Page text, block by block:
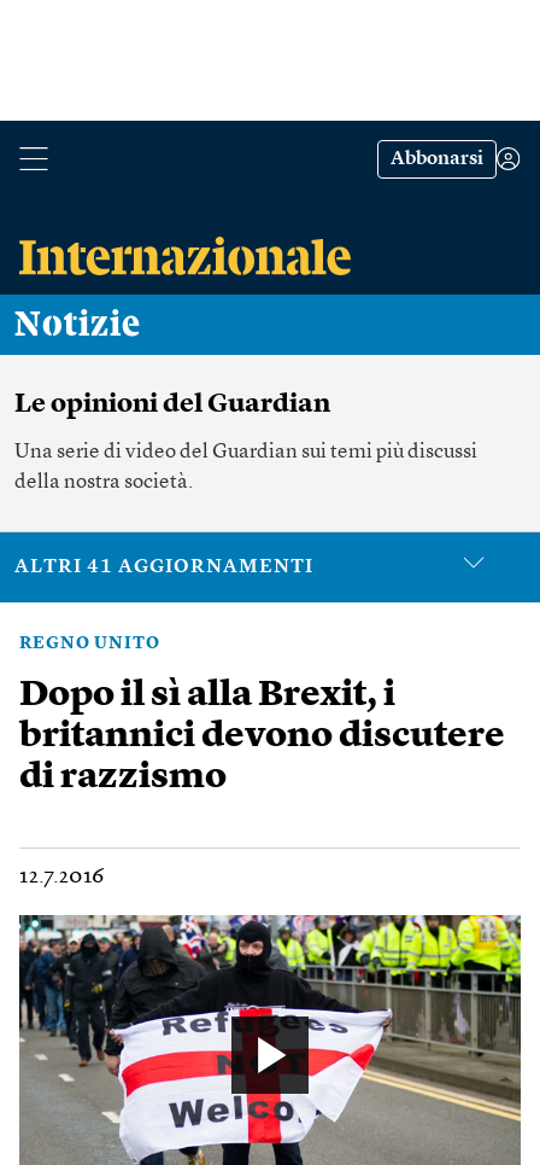
Abbonarsi
Notizie
Le opinioni del Guardian
Una serie di video del Guardian sui temi più discussi
della nostra società.
ALTRI 41 AGGIORNAMENTI
REGNO UNITO
Dopo il sì alla Brexit, i
britannici devono discutere
di razzismo
12.7.2016